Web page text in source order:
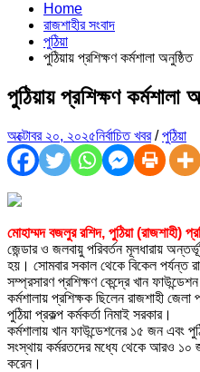
Home
রাজশাহীর সংবাদ
পুঠিয়া
পুঠিয়ায় প্রশিক্ষণ কর্মশালা অনুষ্ঠিত
পুঠিয়ায় প্রশিক্ষণ কর্মশালা
অক্টোবর ২০, ২০২৫নির্বাচিত খবর/পুঠিয়া
মোহাম্মদ বজলুর রশিদ, পুঠিয়া (রাজশাহী)
জেন্ডার ও জলবায়ু পরিবর্তন মূলধারায়
হয়। সোমবার সকাল থেকে বিকেল পর্যন্ত
সম্প্রসারণ প্রশিক্ষণ কেন্দ্রে খান
কর্মশালায় প্রশিক্ষক ছিলেন রাজশাহী
পুঠিয়া প্রকল্প কর্মকর্তা নিমাই সরকার।
কর্মশালায় খান ফাউন্ডেশনের ১৫ জন এবং
সংস্থায় কর্মরতদের মধ্যে থেকে আরও ১০
করেন।